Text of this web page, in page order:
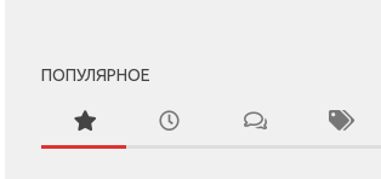
ПОПУЛЯРНОЕ